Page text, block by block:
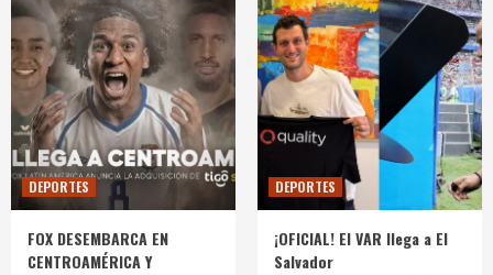
DEPORTES
FOX DESEMBARCA EN
CENTROAMÉRICA Y
DEPORTES
¡OFICIAL! El VAR llega a El
Salvador